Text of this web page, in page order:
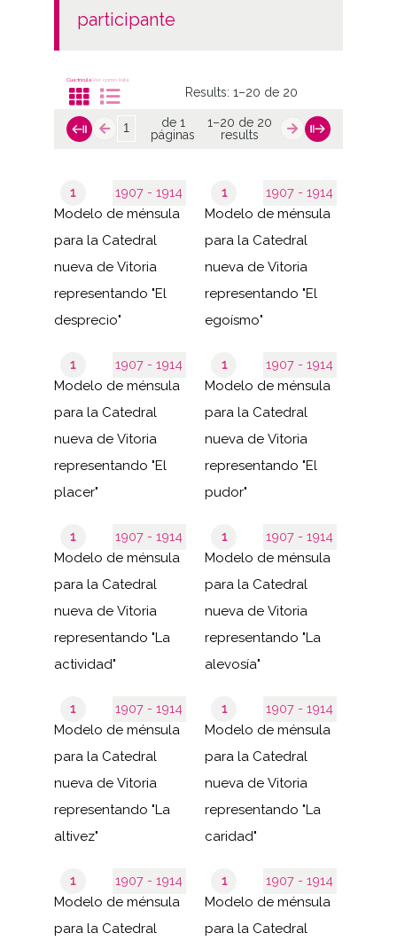
participante
CuadrículaVer como lista
Results:1–20 de 20
de 1
páginas
1–20 de 20
results
1907 - 1914
1
Modelo de ménsula
para la Catedral
nueva de Vitoria
representando "El
desprecio"
1907 - 1914
1
Modelo de ménsula
para la Catedral
nueva de Vitoria
representando "El
egoísmo"
1907 - 1914
1
Modelo de ménsula
para la Catedral
nueva de Vitoria
representando "El
placer"
1907 - 1914
1
Modelo de ménsula
para la Catedral
nueva de Vitoria
representando "El
pudor"
1907 - 1914
1
Modelo de ménsula
para la Catedral
nueva de Vitoria
representando "La
actividad"
1907 - 1914
1
Modelo de ménsula
para la Catedral
nueva de Vitoria
representando "La
alevosía"
1907 - 1914
1
Modelo de ménsula
para la Catedral
nueva de Vitoria
representando "La
altivez"
1907 - 1914
1
Modelo de ménsula
para la Catedral
nueva de Vitoria
representando "La
caridad"
1907 - 1914
1
Modelo de ménsula
para la Catedral
1907 - 1914
1
Modelo de ménsula
para la Catedral